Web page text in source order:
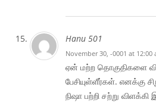
Hanu 501
November 30, -0001 at 12:00
ஏன் மற்ற தொகுதிகளை
பேசியுள்ளீர்கள். எனக்கு
நிஷா பற்றி சற்று விளக்கி